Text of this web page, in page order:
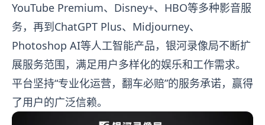
YouTube Premium、Disney+、HBO等多种影音服
务，再到ChatGPT Plus、Midjourney、
Photoshop AI等人工智能产品，银河录像局不断扩
展服务范围，满足用户多样化的娱乐和工作需求。
平台坚持“专业化运营，翻车必赔”的服务承诺，赢得
了用户的广泛信赖。